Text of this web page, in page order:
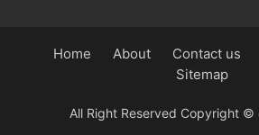
All Right Reserved Copyright ©
Home About Contact us
Sitemap